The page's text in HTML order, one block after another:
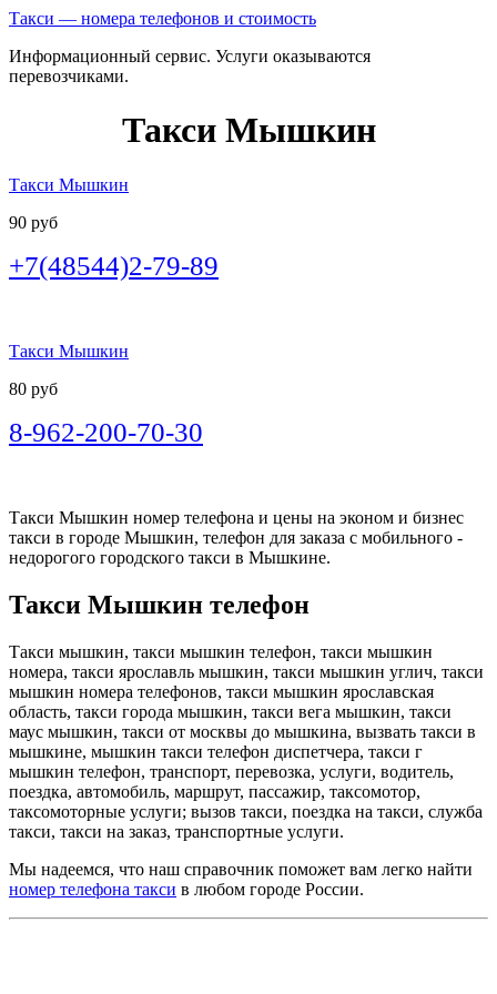
Такси — номера телефонов и стоимость
Информационный сервис. Услуги оказываются
перевозчиками.
Такси Мышкин
Такси Мышкин
90 руб
+7(48544)2-79-89
Такси Мышкин
80 руб
8-962-200-70-30
Такси Мышкин номер телефона и цены на эконом и бизнес
такси в городе Мышкин, телефон для заказа с мобильного -
недорогого городского такси в Мышкине.
Такси Мышкин телефон
Такси мышкин, такси мышкин телефон, такси мышкин
номера, такси ярославль мышкин, такси мышкин углич, такси
мышкин номера телефонов, такси мышкин ярославская
область, такси города мышкин, такси вега мышкин, такси
маус мышкин, такси от москвы до мышкина, вызвать такси в
мышкине, мышкин такси телефон диспетчера, такси г
мышкин телефон, транспорт, перевозка, услуги, водитель,
поездка, автомобиль, маршрут, пассажир, таксомотор,
таксомоторные услуги; вызов такси, поездка на такси, служба
такси, такси на заказ, транспортные услуги.
Мы надеемся, что наш справочник поможет вам легко найти
номер телефона такси в любом городе России.